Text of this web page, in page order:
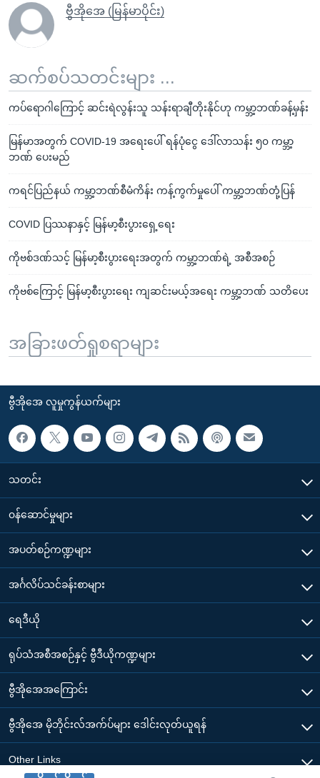
ဗွီအိုအေ (မြန်မာပိုင်း)
ဆက်စပ်သတင်းများ ...
ကပ်ရောဂါကြောင့် ဆင်းရဲလွန်းသူ သန်းရာချီတိုးနိုင်ဟု ကမ္ဘာ့ဘဏ်ခန့်မှန်း
မြန်မာအတွက် COVID-19 အရေးပေါ် ရန်ပုံငွေ ဒေါ်လာသန်း ၅၀ ကမ္ဘာ့
ဘဏ် ပေးမည်
ကရင်ပြည်နယ် ကမ္ဘာ့ဘဏ်စီမံကိန်း ကန့်ကွက်မှုပေါ် ကမ္ဘာ့ဘဏ်တုံ့ပြန်
COVID ပြဿနာနှင့် မြန်မာ့စီးပွားရှေ့ရေး
ကိုဗစ်ဒဏ်သင့် မြန်မာ့စီးပွားရေးအတွက် ကမ္ဘာ့ဘဏ်ရဲ့ အစီအစဉ်
ကိုဗစ်ကြောင့် မြန်မာ့စီးပွားရေး ကျဆင်းမယ့်အရေး ကမ္ဘာ့ဘဏ် သတိပေး
အခြားဖတ်ရှုစရာများ
ဗွီအိုအေ လူမှုကွန်ယက်များ
သတင်း
၀န်ဆောင်မှုများ
အပတ်စဉ်ကဏ္ဍများ
အင်္ဂလိပ်သင်ခန်းစာများ
ရေဒီယို
ရုပ်သံအစီအစဉ်နှင့် ဗွီဒီယိုကဏ္ဍများ
ဗွီအိုအေအကြောင်း
ဗွီအိုအေ မိုဘိုင်းလ်အက်ပ်များ ဒေါင်းလုတ်ယူရန်
Other Links